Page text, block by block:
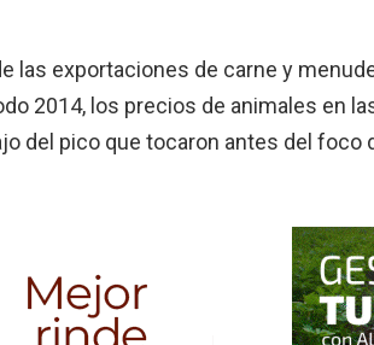
las exportaciones de carne y
2014, los precios de animales en
del pico que tocaron antes del foco